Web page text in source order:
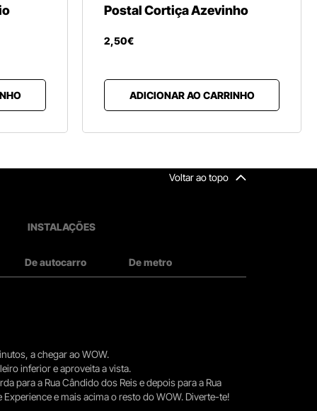
Postal Cortiça Azevinho
2,50€
ADICIONAR AO CARRINHO
Voltar ao topo
INSTALAÇÕES
De autocarro De metro
a chegar ao WOW.
inferior e aproveita a vista.
para a Rua Cândido dos Reis e depois para a Rua
e mais acima o resto do WOW. Diverte-te!